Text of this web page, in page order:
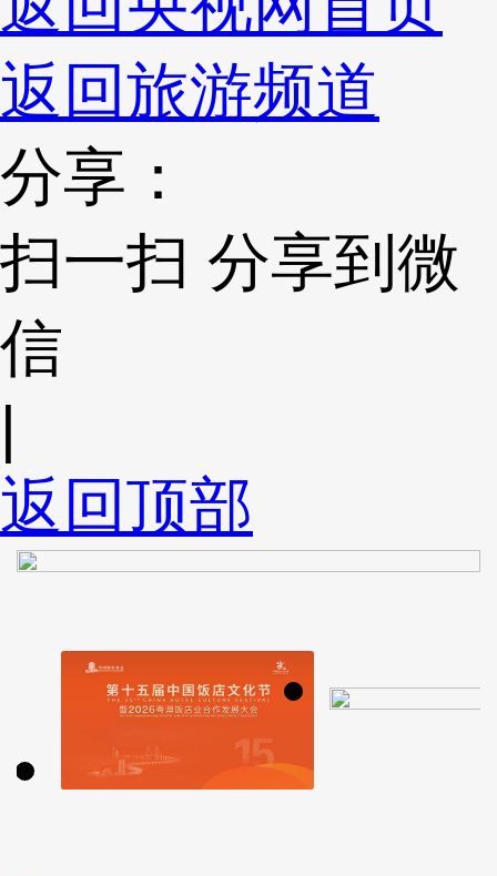
返回旅游频道
分享：
扫一扫 分享到微
信
|
返回顶部